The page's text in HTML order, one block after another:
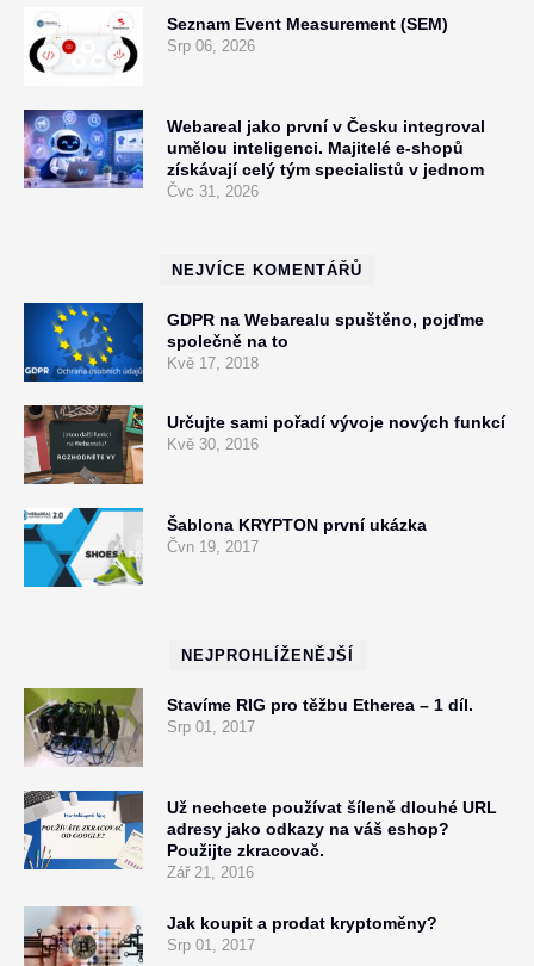
Seznam Event Measurement (SEM)
Srp 06, 2026
Webareal jako první v Česku integroval
umělou inteligenci. Majitelé e-shopů
získávají celý tým specialistů v jednom
Čvc 31, 2026
NEJVÍCE KOMENTÁŘŮ
GDPR na Webarealu spuštěno, pojďme
společně na to
Kvě 17, 2018
Určujte sami pořadí vývoje nových funkcí
Kvě 30, 2016
Šablona KRYPTON první ukázka
Čvn 19, 2017
NEJPROHLÍŽENĚJŠÍ
Stavíme RIG pro těžbu Etherea – 1 díl.
Srp 01, 2017
Už nechcete používat šíleně dlouhé URL
adresy jako odkazy na váš eshop?
Použijte zkracovač.
Zář 21, 2016
Jak koupit a prodat kryptoměny?
Srp 01, 2017